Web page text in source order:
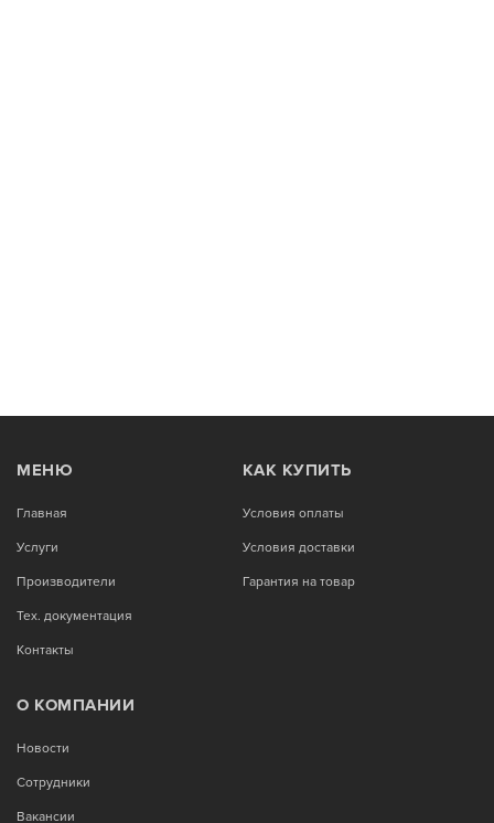
МЕНЮ
Главная
Услуги
Производители
Тех. документация
Контакты
КАК КУПИТЬ
Условия оплаты
Условия доставки
Гарантия на товар
О КОМПАНИИ
Новости
Сотрудники
Вакансии